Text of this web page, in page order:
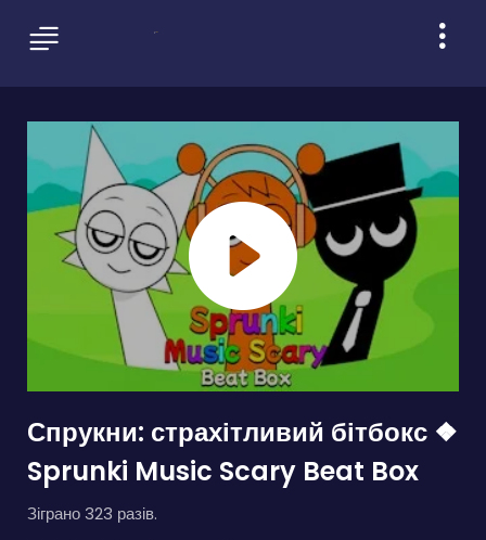
Спрукни: страхітливий бітбокс ❖
Sprunki Music Scary Beat Box
Зіграно 323 разів.